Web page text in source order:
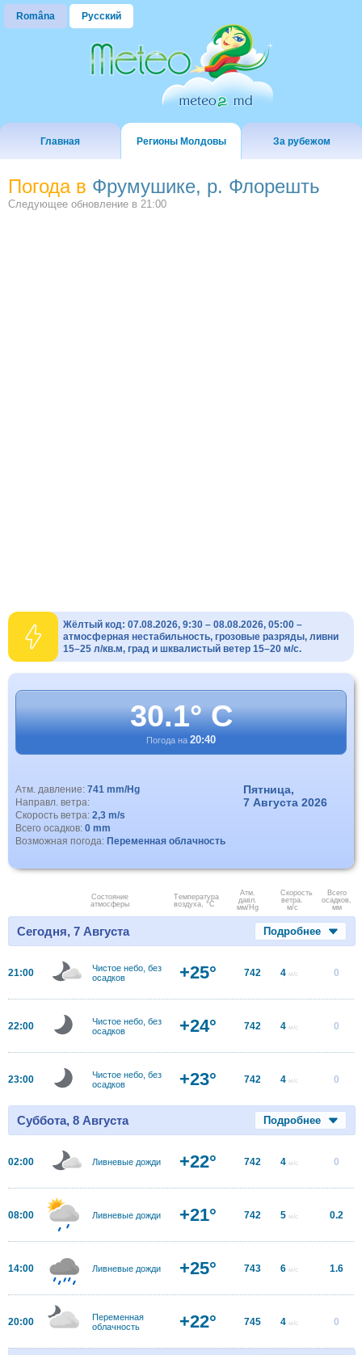
Româna Русский
Главная Регионы Молдовы За рубежом
Погода в Фрумушике, р. Флорешть
Следующее обновление в 21:00
Жёлтый код: 07.08.2026, 9:30 – 08.08.2026, 05:00 –
атмосферная нестабильность, грозовые разряды, ливни
15–25 л/кв.м, град и шквалистый ветер 15–20 м/с.
30.1° C
Погода на 20:40
Атм. давление: 741 mm/Hg
Направл. ветра:
Скорость ветра: 2,3 m/s
Всего осадков: 0 mm
Возможная погода: Переменная облачность
Пятница,
7 Августа 2026
Состояние
атмосферы
Температура
воздуха, °C
Атм.
давл.
мм/Hg
Скорость
ветра.
м/с
Всего
осадков,
мм
Сегодня, 7 Августа Подробнее
21:00
Чистое небо, без
осадков
+25° 742 4 м/с 0
22:00
Чистое небо, без
осадков
+24° 742 4 м/с 0
23:00
Чистое небо, без
осадков
+23° 742 4 м/с 0
Суббота, 8 Августа Подробнее
02:00 Ливневые дожди +22° 742 4 м/с 0
08:00 Ливневые дожди +21° 742 5 м/с 0.2
14:00 Ливневые дожди +25° 743 6 м/с 1.6
20:00
Переменная
облачность
+22° 745 4 м/с 0